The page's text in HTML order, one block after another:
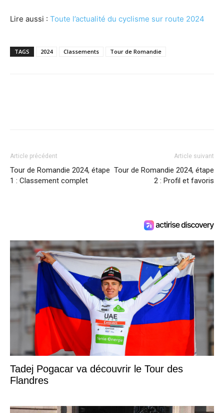
Lire aussi : Toute l’actualité du cyclisme sur route 2024
TAGS 2024 Classements Tour de Romandie
Article précédent
Tour de Romandie 2024, étape
1 : Classement complet
Article suivant
Tour de Romandie 2024, étape
2 : Profil et favoris
Tadej Pogacar va découvrir le Tour des
Flandres